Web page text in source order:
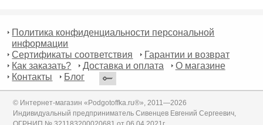
Политика конфиденциальности персональной
информации
Сертификаты соответствия
Гарантии и возврат
Как заказать?
Доставка и оплата
О магазине
Контакты
Блог
© Интернет-магазин «Podgotoffka.ru®», 2011—2026
Индивидуальный предприниматель Сивенцев Евгений Сергеевич,